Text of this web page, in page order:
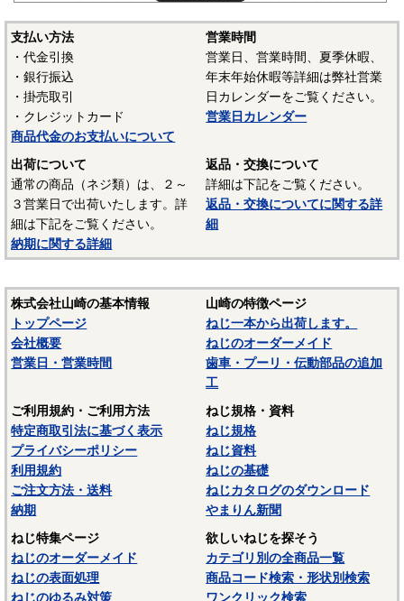
やすいので加工しづらい鋼種ですが、耐食性がありよく使わ
れます。代表的な鋼種にSUS304があり、ねじに多く使われて
いるのは、SUS304に銅を添加して冷間加工性を向上した
SUSXM7という材質がよく使われます。またピン類等には切
削加工性を向上したSUS303が使用されます。
マルテンサイト系ステンレスは、スプリングピン（ロール
て硬化できるが、錆びが発生しやすいデメリットがありま
す。当サイトでは特定の材質表記がない場合は、これらのス
テンレス材料を一般名称の「ステンレス」と表記していま
す。
SUS316はSUS304と同じオーステナイト系ステンレスで
す。SUS304にモリブデンを添加し耐食性、耐孔食性を向上さ
せています。SUS316LはSUS316よりも低炭素化し、ニッケ
ルを増量しています。SUS316よりも加工性や耐粒界腐食性に
－－－－－－－－－－－－－－－
☆ねじに使用される材料については下記ページにも掲載して
います。ご参照ください。
〇鉄鋼材料
〇ステンレス材料
支払い方法
・代金引換
・銀行振込
・掛売取引
・クレジットカード
商品代金のお支払いについて
営業時間
営業日、営業時間、夏季休暇、
年末年始休暇等詳細は弊社営業
日カレンダーをご覧ください。
営業日カレンダー
出荷について
通常の商品（ネジ類）は、２～
３営業日で出荷いたします。詳
細は下記をご覧ください。
納期に関する詳細
返品・交換について
詳細は下記をご覧ください。
返品・交換についてに関する詳
細
株式会社山崎の基本情報
トップページ
会社概要
営業日・営業時間
山崎の特徴ページ
ねじ一本から出荷します。
ねじのオーダーメイド
歯車・プーリ・伝動部品の追加
工
ご利用規約・ご利用方法
特定商取引法に基づく表示
プライバシーポリシー
利用規約
ご注文方法・送料
納期
ねじ規格・資料
ねじ規格
ねじ資料
ねじの基礎
ねじカタログのダウンロード
やまりん新聞
ねじ特集ページ
ねじのオーダーメイド
ねじの表面処理
ねじのゆるみ対策
欲しいねじを探そう
カテゴリ別の全商品一覧
商品コード検索・形状別検索
ワンクリック検索